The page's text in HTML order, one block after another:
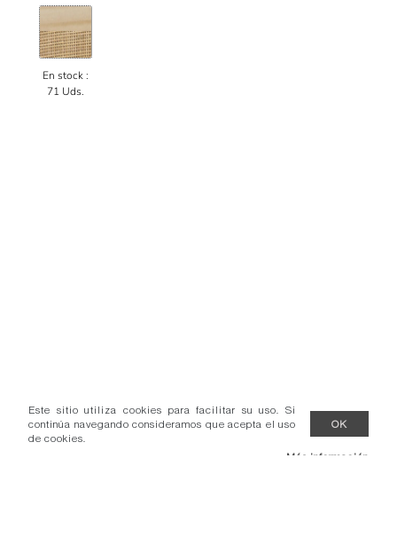
de cookies.
Más información
En stock :
71 Uds.